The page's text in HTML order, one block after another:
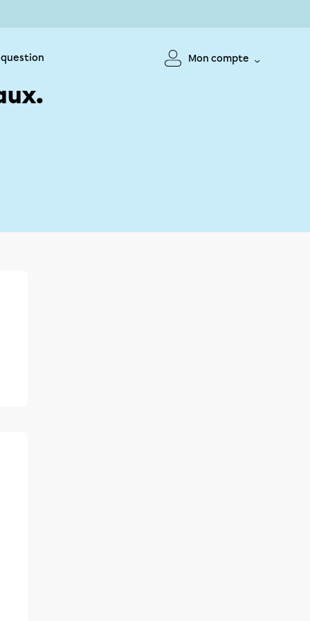
question Mon compte